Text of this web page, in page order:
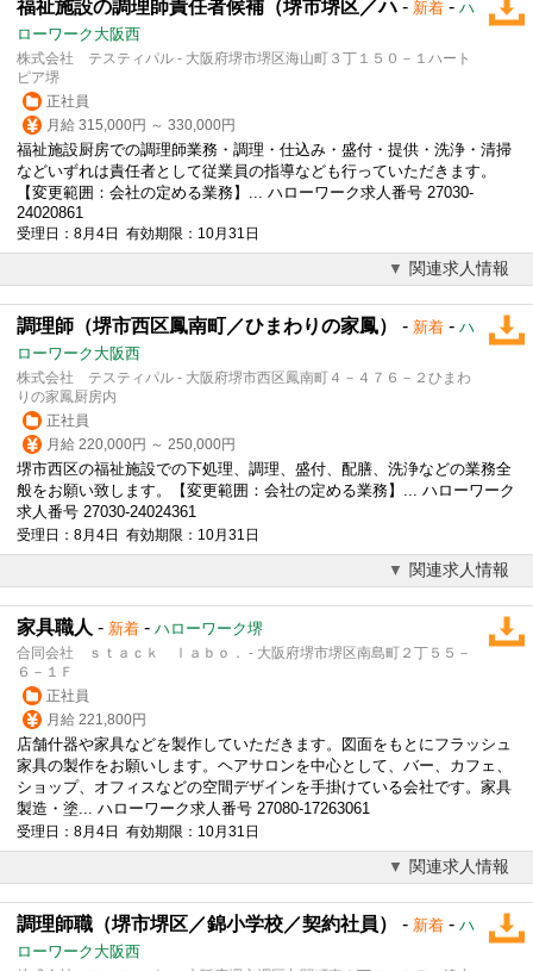
福祉施設の調理師責任者候補（堺市堺区／ハ - 新着 - ハ
ローワーク大阪西
株式会社 テスティパル - 大阪府堺市堺区海山町３丁１５０－１ハート
ピア堺
正社員
月給 315,000円 ～ 330,000円
福祉施設厨房での調理師業務・調理・仕込み・盛付・提供・洗浄・清掃
などいずれは責任者として従業員の指導なども行っていただきます。
【変更範囲：会社の定める業務】... ハローワーク求人番号 27030-
24020861
受理日：8月4日 有効期限：10月31日
関連求人情報
調理師（堺市西区鳳南町／ひまわりの家鳳） - 新着 - ハ
ローワーク大阪西
株式会社 テスティパル - 大阪府堺市西区鳳南町４－４７６－２ひまわ
りの家鳳厨房内
正社員
月給 220,000円 ～ 250,000円
堺市西区の福祉施設での下処理、調理、盛付、配膳、洗浄などの業務全
般をお願い致します。【変更範囲：会社の定める業務】... ハローワーク
求人番号 27030-24024361
受理日：8月4日 有効期限：10月31日
関連求人情報
家具職人 - 新着 - ハローワーク堺
合同会社 ｓｔａｃｋ ｌａｂｏ． - 大阪府堺市堺区南島町２丁５５－
６－１Ｆ
正社員
月給 221,800円
店舗什器や家具などを製作していただきます。図面をもとにフラッシュ
家具の製作をお願いします。ヘアサロンを中心として、バー、 カフェ
ショップ、オフィスなどの空間デザインを手掛けている会社です。家具
製造・塗... ハローワーク求人番号 27080-17263061
受理日：8月4日 有効期限：10月31日
関連求人情報
調理師職（堺市堺区／錦小学校／契約社員） - 新着 - ハ
ローワーク大阪西